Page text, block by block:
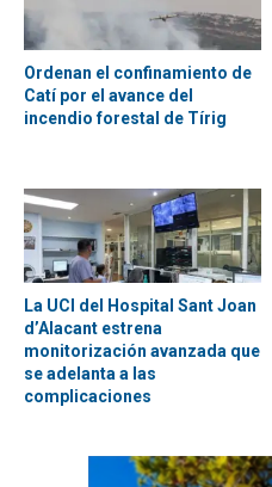
Ordenan el confinamiento de
Catí por el avance del
incendio forestal de Tírig
La UCI del Hospital Sant Joan
d’Alacant estrena
monitorización avanzada que
se adelanta a las
complicaciones